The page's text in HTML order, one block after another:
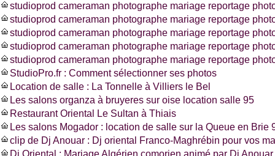
studioprod cameraman photographe mariage reportage
studioprod cameraman photographe mariage reportage
studioprod cameraman photographe mariage reportage
studioprod cameraman photographe mariage reportage
studioprod cameraman photographe mariage reportage
StudioPro.fr : Comment sélectionner ses photos
Location de salle : La Tonnelle à Villiers le Bel
Les salons organza à bruyeres sur oise location salle 95
Restaurant Oriental Le Sultan à Thiais
Les salons Mogador : location de salle sur la Queue en Brie
clip de Dj Anouar : Dj oriental Franco-Maghrébin pour vos
Dj Oriental : Mariage Algérien comorien animé par Dj Anouar